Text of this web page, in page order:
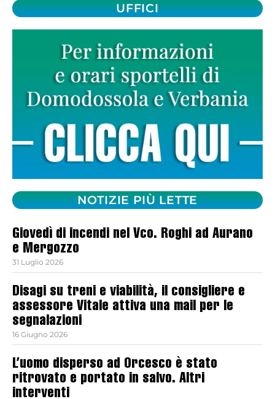
UFFICI
NOTIZIE PIÙ LETTE
Giovedì di incendi nel Vco. Roghi ad Aurano
e Mergozzo
31 Luglio 2026
Disagi su treni e viabilità, il consigliere e
assessore Vitale attiva una mail per le
segnalazioni
16 Giugno 2026
L’uomo disperso ad Orcesco è stato
ritrovato e portato in salvo. Altri
interventi